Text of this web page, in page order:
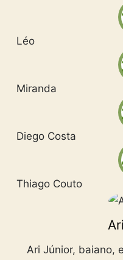
Léo
Miranda
Diego Costa
Thiago Couto
Ari Júnior, baiano,